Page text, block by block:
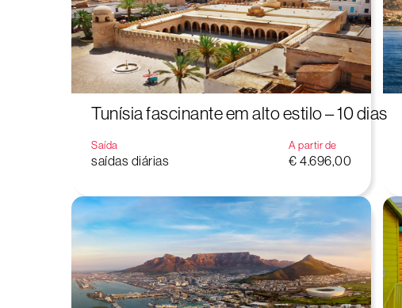
Tunísia fascinante em alto estilo – 10 dias
Saída
saídas diárias
A partir de
€ 4.696,00